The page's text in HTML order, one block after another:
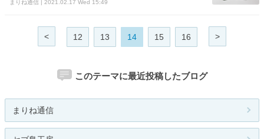
まりね通信 | 2021.02.17 Wed 15:49
< 12 13 14 15 16 >
このテーマに最近投稿したブログ
まりね通信